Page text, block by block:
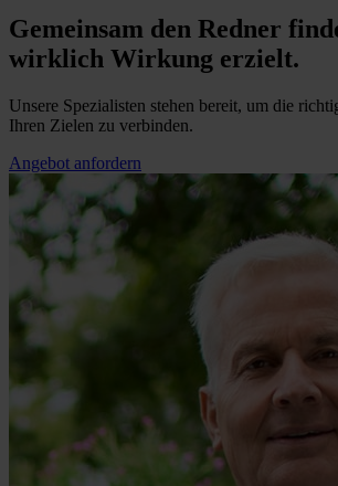
Gemeinsam den Redner
wirklich Wirkung erzielt.
Unsere Spezialisten stehen bereit, um die
Ihren Zielen zu verbinden.
Angebot anfordern